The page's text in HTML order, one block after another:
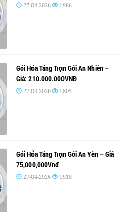
27-04-2026 1986
Gói Hỏa Táng Trọn Gói An Nhiên –
Giá: 210.000.000VNĐ
27-04-2026 1805
Gói Hỏa Táng Trọn Gói An Yên – Giá
75,000,000Vnđ
27-04-2026 1918